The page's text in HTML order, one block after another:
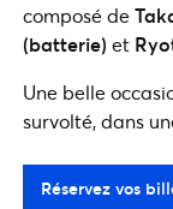
composé de
(batterie) et
Une belle
survolté, dans
Réservez vos